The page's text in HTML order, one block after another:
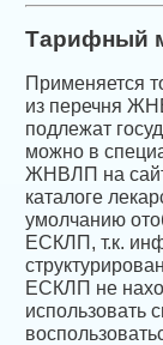
Тарифный
Применяется
из перечня
подлежат
можно в
ЖНВЛП на
каталоге
умолчанию
ЕСКЛП, т.к.
ЕСКЛП не
использовать